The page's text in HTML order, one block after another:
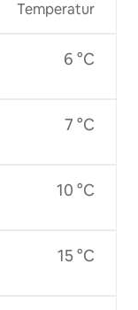
Temperatur
6 °C
7 °C
10 °C
15 °C